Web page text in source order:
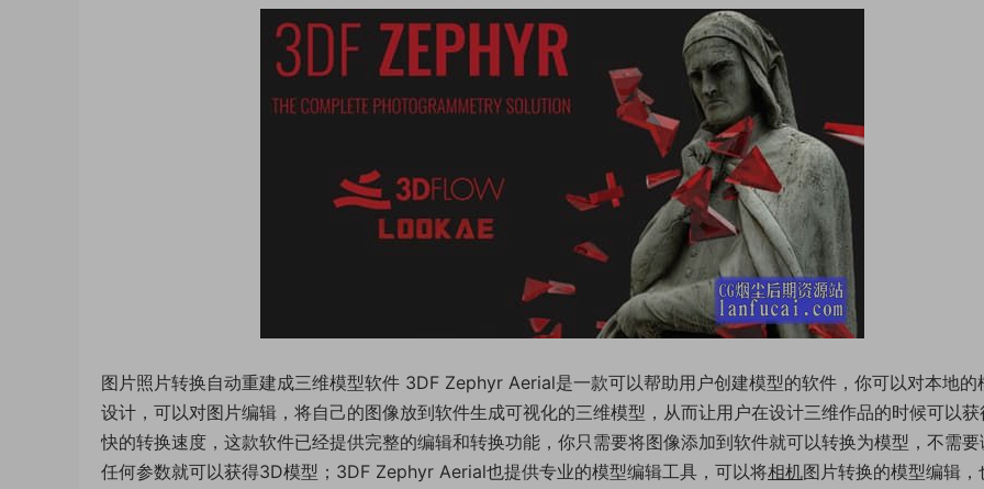
图片照片转换自动重建成三维模型软件 3DF Zephyr Aerial是一款可以帮助用户创建模型的软件，你可以对本地的
设计，可以对图片编辑，将自己的图像放到软件生成可视化的三维模型，从而让用户在设计三维作品的时候可以获
快的转换速度，这款软件已经提供完整的编辑和转换功能，你只需要将图像添加到软件就可以转换为模型，不需要
任何参数就可以获得3D模型；3DF Zephyr Aerial也提供专业的模型编辑工具，可以将相机图片转换的模型编辑，